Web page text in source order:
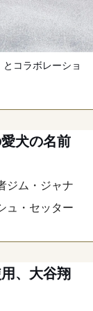
コラボレーショ
犬の名前
ジム・ジャナ
ュ・セッター
、大谷翔